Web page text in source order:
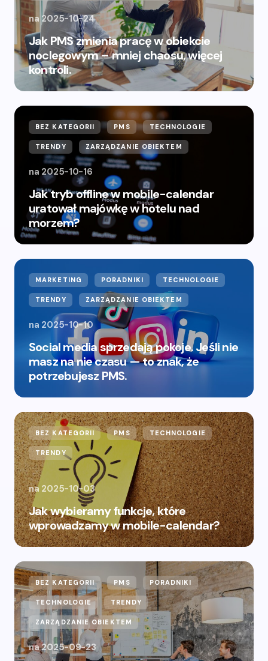
na 2025-10-24
Jak PMS zmienia pracę w obiekcie
noclegowym – mniej chaosu, więcej
kontroli.
BEZ KATEGORII PMS TECHNOLOGIE
TRENDY ZARZĄDZANIE OBIEKTEM
na 2025-10-16
Jak tryb offline w mobile-calendar
uratował majówkę w hotelu nad
morzem?
MARKETING PORADNIKI TECHNOLOGIE
TRENDY ZARZĄDZANIE OBIEKTEM
na 2025-10-10
Social media sprzedają pokoje. Jeśli nie
masz na nie czasu — to znak, że
potrzebujesz PMS.
BEZ KATEGORII PMS TECHNOLOGIE
TRENDY
na 2025-10-03
Jak wybieramy funkcje, które
wprowadzamy w mobile-calendar?
BEZ KATEGORII PMS PORADNIKI
TECHNOLOGIE TRENDY
ZARZĄDZANIE OBIEKTEM
na 2025-09-23